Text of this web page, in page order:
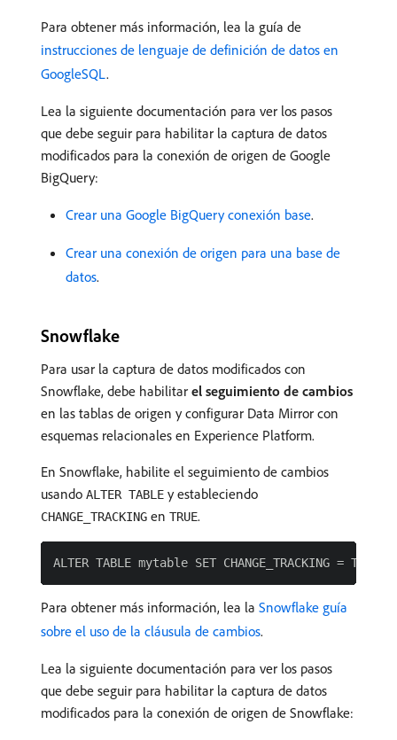
Para obtener más información, lea la guía de
instrucciones de lenguaje de definición de datos en
GoogleSQL.
Lea la siguiente documentación para ver los pasos
que debe seguir para habilitar la captura de datos
modificados para la conexión de origen de Google
BigQuery:
Crear una Google BigQuery conexión base.
Crear una conexión de origen para una base de
datos.
Snowflake
Para usar la captura de datos modificados con
Snowflake, debe habilitar el seguimiento de cambios
en las tablas de origen y configurar Data Mirror con
esquemas relacionales en Experience Platform.
En Snowflake, habilite el seguimiento de cambios
usando ALTER TABLE y estableciendo
CHANGE_TRACKING en TRUE.
Para obtener más información, lea la Snowflake guía
sobre el uso de la cláusula de cambios.
Lea la siguiente documentación para ver los pasos
que debe seguir para habilitar la captura de datos
modificados para la conexión de origen de Snowflake: